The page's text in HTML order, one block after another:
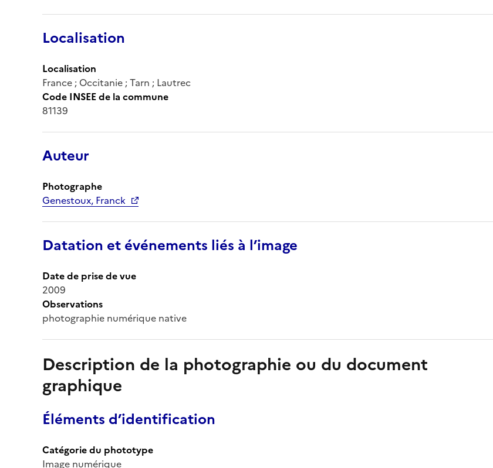
Localisation
Localisation
France ; Occitanie ; Tarn ; Lautrec
Code INSEE de la commune
81139
Auteur
Photographe
Genestoux, Franck
Datation et événements liés à l’image
Date de prise de vue
2009
Observations
photographie numérique native
Description de la photographie ou du document
graphique
Éléments d’identification
Catégorie du phototype
Image numérique